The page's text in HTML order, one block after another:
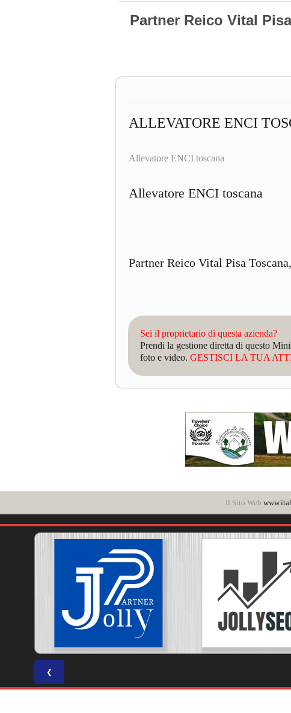
Partner Reico Vital
ALLEVATORE ENCI
Allevatore ENCI toscana
Allevatore ENCI toscana
Partner Reico Vital Pisa
Sei il proprietario di questa azienda?
Prendi la gestione diretta di questo
foto e video. GESTISCI LA TUA
il Sito Web
❮